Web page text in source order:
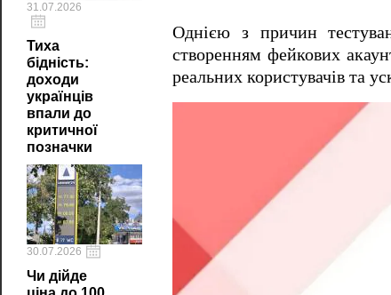
31.07.2026
Тиха
бідність:
доходи
українців
впали до
критичної
позначки
30.07.2026
Чи дійде
Однією з причин
створенням фейкових
реальних користувачів та